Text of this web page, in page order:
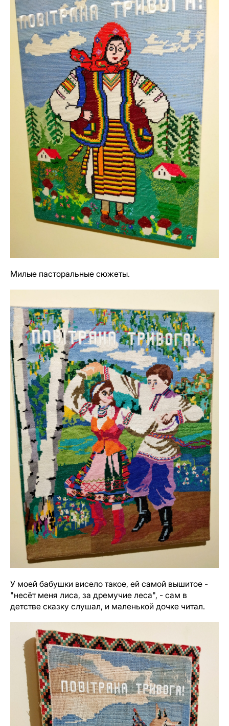
Милые пасторальные сюжеты.
У моей бабушки висело такое, ей самой вышитое -
"несёт меня лиса, за дремучие леса", - сам в
детстве сказку слушал, и маленькой дочке читал.